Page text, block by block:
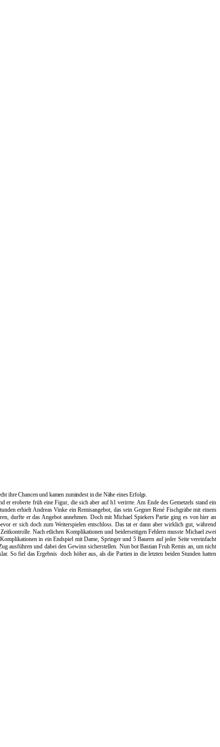
ihre Chancen und kamen zumindest in die Nähe eines Erfolgs.
er eroberte früh eine Figur, die sich aber auf h1 verirrte. Am Ende des Gemetzels stand ein
erhielt Andreas Vinke ein Remisangebot, das sein Gegner René Fischgräbe mit einem
durfte er das Angebot annehmen. Doch mit Michael Spiekers Partie ging es von hier an
er sich doch zum Weiterspielen entschloss. Das tat er dann aber wirklich gut, während
Nach etlichen Komplikationen und beiderseitigen Fehlern musste Michael zwei
in ein Endspiel mit Dame, Springer und 5 Bauern auf jeder Seite vereinfacht
ausführen und dabei den Gewinn sicherstellen. Nun bot Bastian Fruh Remis an, um nicht
So fiel das Ergebnis doch höher aus, als die Partien in die letzten beiden Stunden hatten